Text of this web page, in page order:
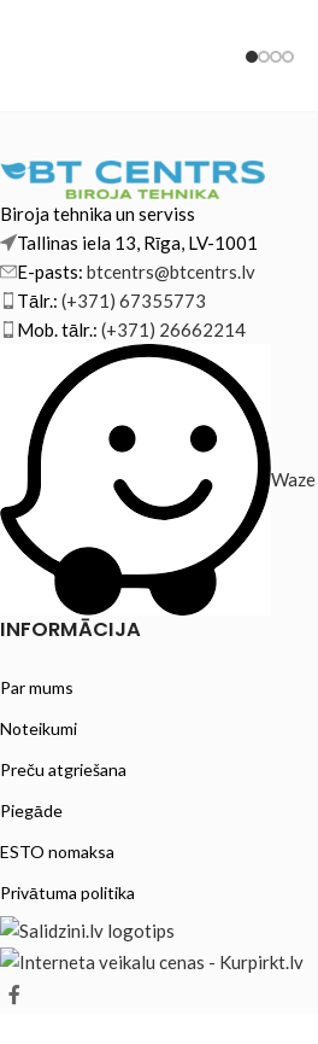
Biroja tehnika un serviss
Tallinas iela 13, Rīga, LV-1001
E-pasts: btcentrs@btcentrs.lv
Tālr.: (+371) 67355773
Mob. tālr.: (+371) 26662214
Waze
INFORMĀCIJA
Par mums
Noteikumi
Preču atgriešana
Piegāde
ESTO nomaksa
Privātuma politika